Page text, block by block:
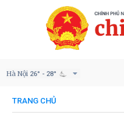
Hà Nội 26° - 28°
TRANG CHỦ